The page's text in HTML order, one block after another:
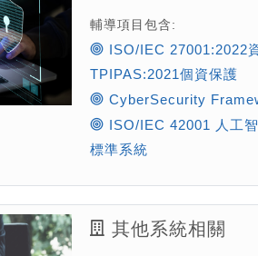
輔導項目包含:
ISO/IEC 27001:2022
TPIPAS:2021個資保護​
CyberSecurity
​ISO/IEC 42001 人工
標準系統
其他系統相關